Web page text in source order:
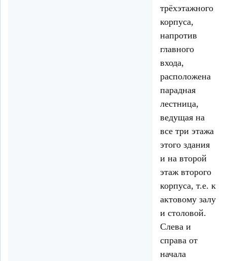
трёхэтажного
корпуса,
напротив
главного
входа,
расположена
парадная
лестница,
ведущая на
все три этажа
этого здания
и на второй
этаж второго
корпуса, т.е. к
актовому залу
и столовой.
Слева и
справа от
начала